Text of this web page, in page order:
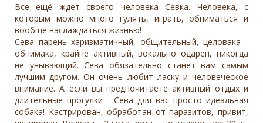
Всё ещё ждет своего человека Севка. Человека, с
которым можно много гулять, играть, обниматься и
вообще наслаждаться жизнью!
Сева парень харизматичный, общительный, целовака -
обнимака, крайне активный, вокально одарен, никогда
не унывающий. Сева обязательно станет вам самым
лучшим другом. Он очень любит ласку и человеческое
внимание. А если вы предпочитаете активный отдых и
длительные прогулки - Сева для вас просто идеальная
собака! Кастрирован, обработан от паразитов, привит,